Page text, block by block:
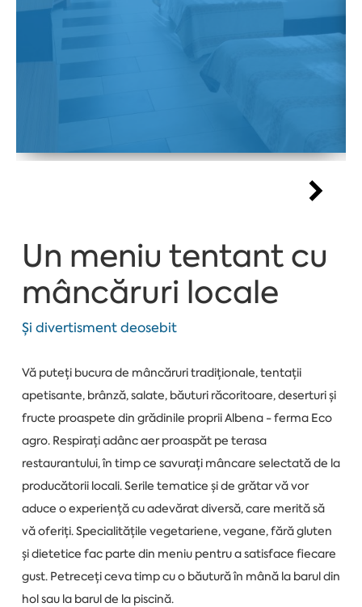
Un meniu tentant cu
mâncăruri locale
Și divertisment deosebit
Vă puteți bucura de mâncăruri tradiționale, tentații
apetisante, brânză, salate, băuturi răcoritoare, deserturi și
fructe proaspete din grădinile proprii Albena - ferma Eco
agro. Respirați adânc aer proaspăt pe terasa
restaurantului, în timp ce savurați mâncare selectată de la
producătorii locali. Serile tematice și de grătar vă vor
aduce o experiență cu adevărat diversă, care merită să
vă oferiți. Specialitățile vegetariene, vegane, fără gluten
și dietetice fac parte din meniu pentru a satisface fiecare
gust. Petreceți ceva timp cu o băutură în mână la barul din
hol sau la barul de la piscină.